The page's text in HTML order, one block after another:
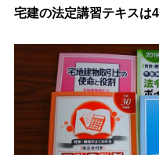
宅建の法定講習テキスは